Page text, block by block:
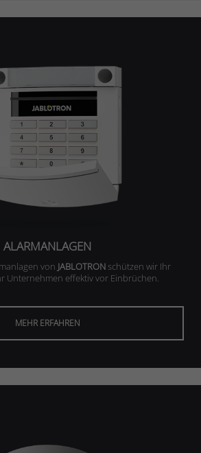
ALARMANLAGEN
von JABLOTRON schützen wir Ihr
Unternehmen effektiv vor Einbrüchen.
MEHR ERFAHREN